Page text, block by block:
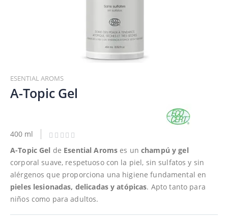
al
comienzo
de
de
ESENTIAL AROMS
A-Topic Gel
400 ml
A-Topic Gel de Esential Aroms es unchampú y gel
corporal suave, respetuoso con la piel, sin sulfatos y sin
alérgenos que proporciona una higiene fundamental en
pieles lesionadas, delicadas y atópicas. Apto tanto para
niños como para adultos.